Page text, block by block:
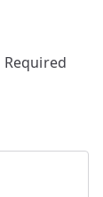
Required